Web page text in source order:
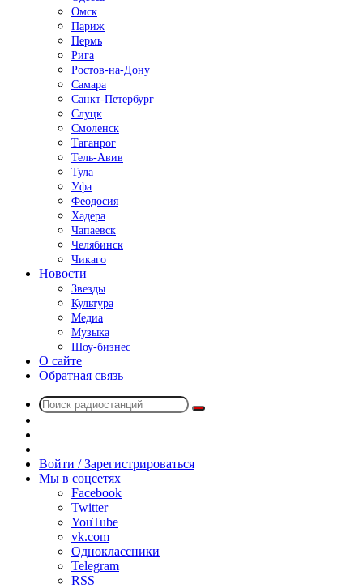
Омск
Париж
Пермь
Рига
Ростов-на-Дону
Самара
Санкт-Петербург
Слуцк
Смоленск
Таганрог
Тель-Авив
Тула
Уфа
Феодосия
Хадера
Чапаевск
Челябинск
Чикаго
Новости
Звезды
Культура
Медиа
Музыка
Шоу-бизнес
О сайте
Обратная связь
Поиск
радио
Войти / Зарегистрироваться
Мы в соцсетях
Facebook
Twitter
YouTube
vk.com
Одноклассники
Telegram
RSS